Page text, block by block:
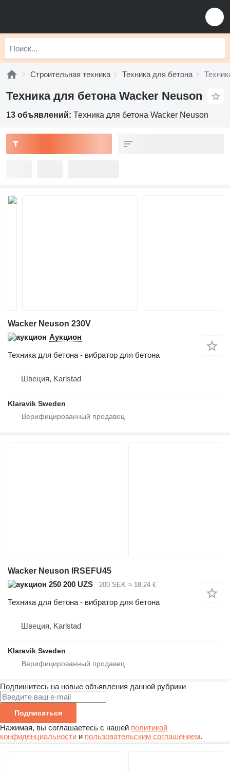
Строительная техника Техника для бетона
Техника для бетона Wacker Neuson
13 объявлений: Техника для бетона Wacker Neuson
Wacker Neuson 230V
Аукцион
Техника для бетона - вибратор для бетона
Швеция, Karlstad
Klaravik Sweden
Wacker Neuson IRSEFU45
250 200 UZS
200 SEK ≈ 18,24 €
Техника для бетона - вибратор для бетона
Швеция, Karlstad
Klaravik Sweden
Подпишитесь на новые объявления данной рубрики
Подписаться
Нажимая, вы соглашаетесь с нашей политикой
конфиденциальности и пользовательским соглашением.